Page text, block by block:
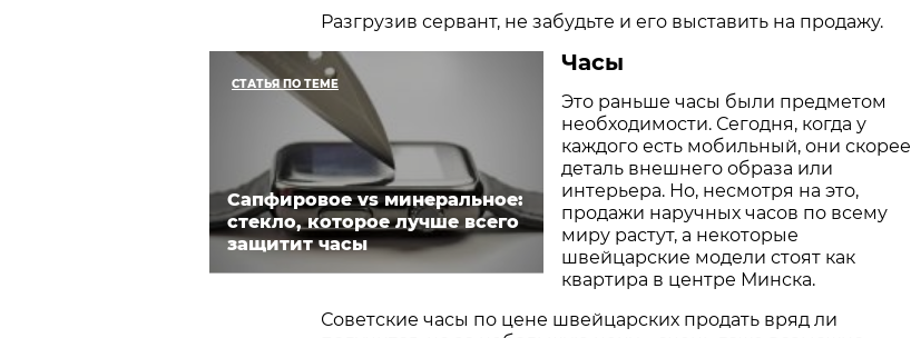
Разгрузив сервант, не забудьте и его выставить на продажу.
СТАТЬЯ ПО ТЕМЕ
Сапфировое vs минеральное:
стекло, которое лучше всего
защитит часы
Часы
Это раньше часы были предметом
необходимости. Сегодня, когда у
каждого есть мобильный, они скорее
деталь внешнего образа или
интерьера. Но, несмотря на это,
продажи наручных часов по всему
миру растут, а некоторые
швейцарские модели стоят как
квартира в центре Минска.
Советские часы по цене швейцарских продать вряд ли